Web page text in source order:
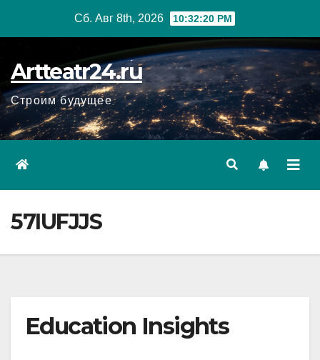
Сб. Авг 8th, 2026 10:32:21 PM
Artteatr24.ru
Строим будущее
57IUFJJS
Education Insights